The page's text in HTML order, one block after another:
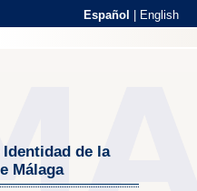
Español English
de la
Málaga